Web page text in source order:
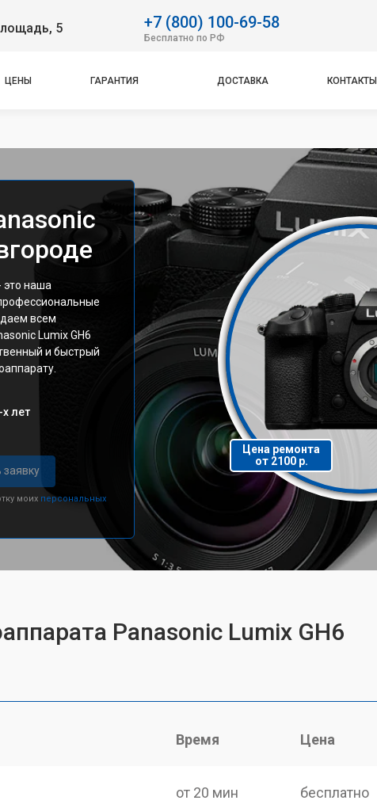
5 +7 (800) 100-69-58
Бесплатно по РФ
ЦЕНЫ ГАРАНТИЯ ДОСТАВКА КОНТАКТЫ
это наша
всем
Lumix GH6
и быстрый
лет
заявку
моих персональных
Цена ремонта
от 2100 р.
Panasonic Lumix GH6
Время Цена
от 20 мин бесплатно